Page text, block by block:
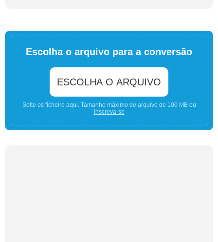
Escolha o arquivo para a conversão
ESCOLHA O ARQUIVO
Solte os ficheiro aqui. Tamanho máximo de arquivo de 100 MB ou
Inscreva-se